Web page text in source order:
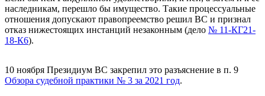
наследникам, перешло бы имущество. Такие процессуальные
отношения допускают правопреемство решил ВС и признал
отказ нижестоящих инстанций незаконным (дело № 11-КГ21-
18-К6).
10 ноября Президиум ВС закрепил это разъяснение в п. 9
Обзора судебной практики № 3 за 2021 год.